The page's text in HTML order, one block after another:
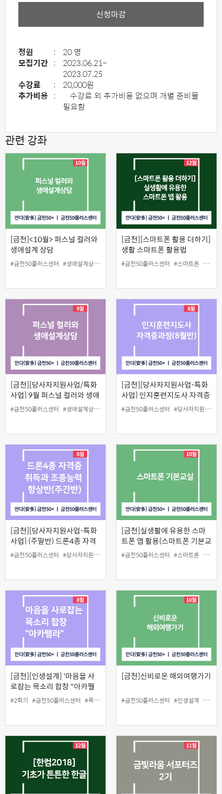
신청마감
정원 :
20 명
모집기간 :
2023.06.21~
2023.07.25
수강료
:
20,000원
추가비용 :
수강료 외 추가비용 없으며 개별 준비물
필요함
관련 강좌
[금천]<10월> 퍼스널 컬러와
생애설계 상담
#금천50플러스센터 #생애설계상담 #인생설계 #퍼스널컬러
[금천][스마트폰 활용 더하기]
생활 스마트폰 활용법
#금천50플러스센터 #스마트폰 #원데
[금천][당사자지원사업/특화
사업] 9월 퍼스널 컬러와 생애
설계 상담
#금천50플러스센터 #생애설계상담 #인생설계 #퍼스널컬러
[금천][당사자지원사업-특화
사업] 인지훈련지도사 자격증
과정 4차(8월반)
#금천50플러스센터 #당사자지원 #인
[금천][당사자지원사업-특화
사업] (주말반) 드론4종 자격
증 취득과 조종능력 향상반8
월반)
#금천50플러스센터 #당사자지원 #드론4종
[금천]실생활에 유용한 스마
트폰 앱 활용(스마트폰 기본교
실)
#금천50플러스센터 #스마트폰 #앱활
[금천][인생설계] '마음을 사
로잡는 목소리 합창 "아카펠
라"'
#2학기 #금천50플러스센터 #목소리 #음악 #인생설계
[금천]신비로운 해외여행가기
#금천50플러스센터 #인생설계 #해외